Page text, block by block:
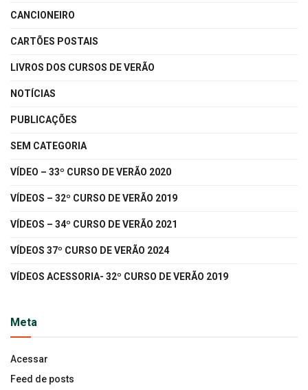
CANCIONEIRO
CARTÕES POSTAIS
LIVROS DOS CURSOS DE VERÃO
NOTÍCIAS
PUBLICAÇÕES
SEM CATEGORIA
VÍDEO – 33º CURSO DE VERÃO 2020
VÍDEOS – 32º CURSO DE VERÃO 2019
VÍDEOS – 34º CURSO DE VERÃO 2021
VÍDEOS 37º CURSO DE VERÃO 2024
VÍDEOS ACESSORIA- 32º CURSO DE VERÃO 2019
Meta
Acessar
Feed de posts